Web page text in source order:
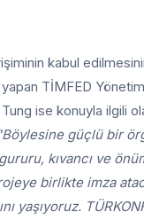
kabul
TİMFED
Tung ise konuyla ilgili
güçlü bir
kıvancı ve
birlikte imza
yaşıyoruz.